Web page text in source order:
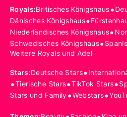
Royals:Britisches Königshaus•
Dänisches Königshaus•
Niederländisches Königshaus•
Schwedisches Königshaus•
Weitere Royals und Adel
Stars:Deutsche Stars•
•Tierische Stars•TikTok Stars•
Stars und Family•Webstars•